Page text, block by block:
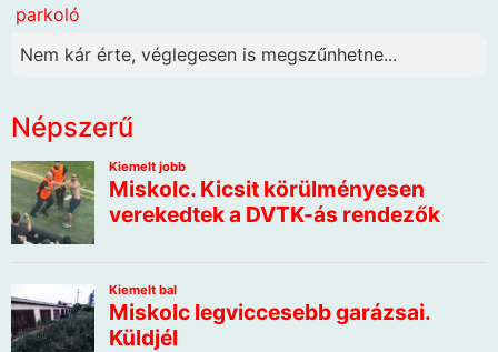
parkoló
Nem kár érte, véglegesen is megszűnhetne...
Népszerű